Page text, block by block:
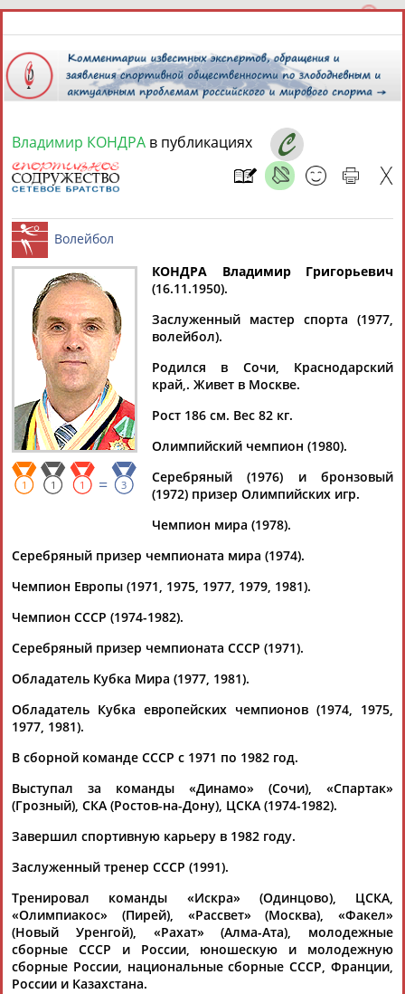
9 августа 2026 года,
СПОРТСМЕНЫ, ТРЕНЕРЫ И СПЕЦИАЛИСТЫ
Найдено: 3персоны Расширенный поиск
Владимир
КОНДРА
Владимир
КОНДРАШИН
Владимир
Ваш запрос: "Владимир КОНДРА"
Документы 1-3 из 3 найденных уникальных документов
В Минспорте России состоялся "Олимпийский завтрак" со
спортсменами - участниками московской Олимпиады-80
Владимир Кондра, Лидия Иванова и многие другие. ...
04.08.2020
Итоги выступления сборной России в Мировой лиге по
..."Р-Спорт" прославленный волейболист сборной СССР
групповом...
(Проект:Информационное агентство СТАДИОН
четырех" Лиги чемпионов
...знают поражений с конца ноября 2015 года. С тех пор
потерь прошла... ..."Р-Спорт" заслуженный тренер СССР
Владимир Кондра. "Зенит" и "Скра" уже...
(Проект:Информационное агентство СТАДИОН
16.03.2016
Владимир КОНДРА в публикациях
Волейбол
1 1 1 = 3
КОНДРА Владимир Григорьевич
(16.11.1950).
Заслуженный мастер спорта (1977,
волейбол).
Родился в Сочи, Краснодарский
край,. Живет в Москве.
Рост 186 см. Вес 82 кг.
Олимпийский чемпион (1980).
Серебряный (1976) и бронзовый
(1972) призер Олимпийских игр.
Чемпион мира (1978).
Серебряный призер чемпионата мира (1974).
Чемпион Европы (1971, 1975, 1977, 1979, 1981).
Чемпион СССР (1974-1982).
Серебряный призер чемпионата СССР (1971).
Обладатель Кубка Мира (1977, 1981).
Обладатель Кубка европейских чемпионов (1974, 1975,
1977, 1981).
В сборной команде СССР с 1971 по 1982 год.
Выступал за команды «Динамо» (Сочи), «Спартак»
(Грозный), СКА (Ростов-на-Дону), ЦСКА (1974-1982).
Завершил спортивную карьеру в 1982 году.
Заслуженный тренер СССР (1991).
Тренировал команды «Искра» (Одинцово), ЦСКА,
«Олимпиакос» (Пирей), «Рассвет» (Москва), «Факел»
(Новый Уренгой), «Рахат» (Алма-Ата), молодежные
сборные СССР и России, юношескую и молодежную
сборные России, национальные сборные СССР, Франции,
России и Казахстана.